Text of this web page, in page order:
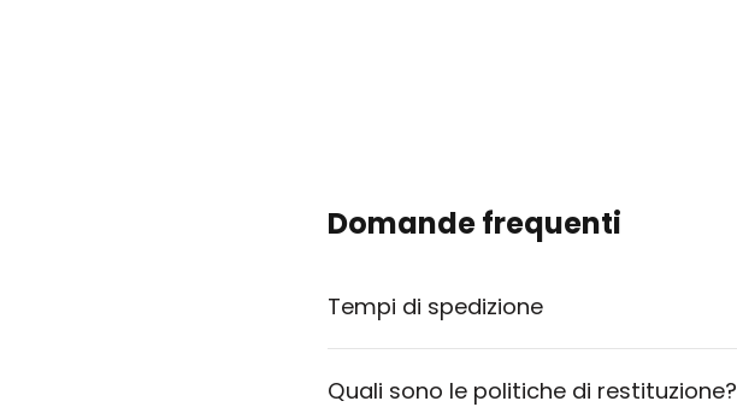
Domande frequenti
Tempi di spedizione
Quali sono le politiche di restituzione?